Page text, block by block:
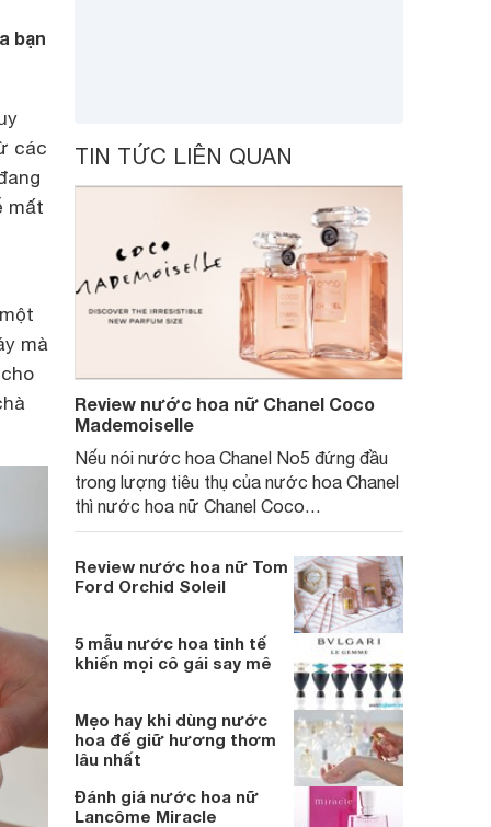
bạn
các
mất
mà
TIN TỨC LIÊN QUAN
Review nước hoa nữ Chanel Coco
Mademoiselle
Nếu nói nước hoa Chanel No5 đứng đầu
trong lượng tiêu thụ của nước hoa Chanel
thì nước hoa nữ Chanel Coco
Mademoiselle chắc hẳn là người kế vị thứ
2. Sự kết hợp kì diệu gì từ mùi hương cũng
như thiết kế đã khiến người dùng mê đắm
Review nước hoa nữ Tom
Ford Orchid Soleil
5 mẫu nước hoa tinh tế
khiến mọi cô gái say mê
Mẹo hay khi dùng nước
hoa để giữ hương thơm
lâu nhất
Đánh giá nước hoa nữ
Lancôme Miracle